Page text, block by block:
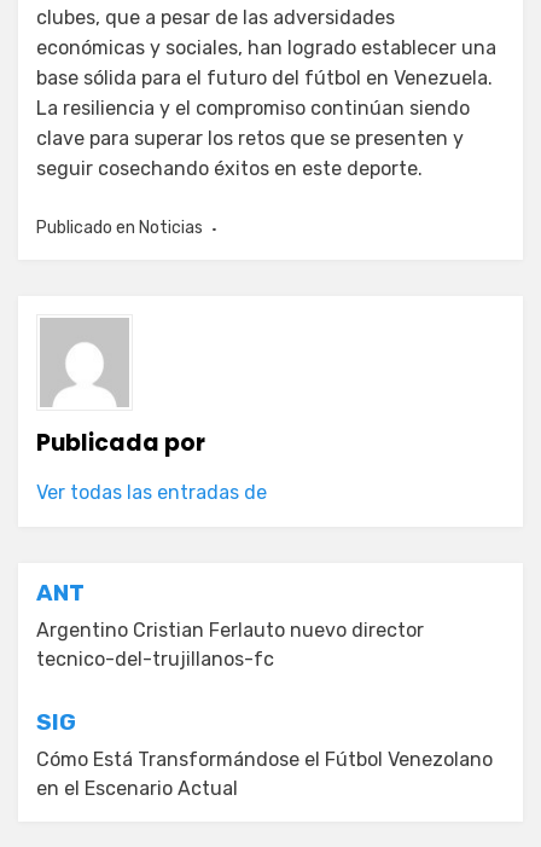
clubes, que a pesar de las adversidades
económicas y sociales, han logrado establecer una
base sólida para el futuro del fútbol en Venezuela.
La resiliencia y el compromiso continúan siendo
clave para superar los retos que se presenten y
seguir cosechando éxitos en este deporte.
Publicado en Noticias
Publicada por
Ver todas las entradas de
Navegación
de
entradas
ANT
Argentino Cristian Ferlauto nuevo director
tecnico-del-trujillanos-fc
SIG
Cómo Está Transformándose el Fútbol Venezolano
en el Escenario Actual